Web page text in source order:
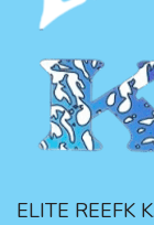
ELITE REEFK